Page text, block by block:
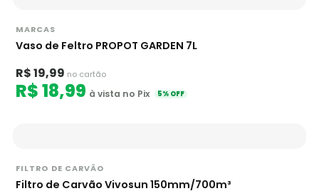
MARCAS
Vaso de Feltro PROPOT GARDEN 7L
R$ 19,99 no cartão
R$ 18,99 à vista no Pix 5% OFF
FILTRO DE CARVÃO
Filtro de Carvão Vivosun 150mm/700m³